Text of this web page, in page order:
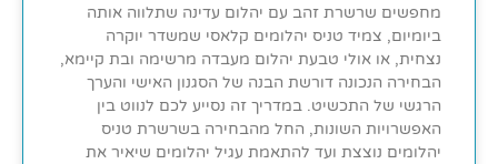
מחפשים שרשרת זהב עם יהלום עדינה שתלווה אותה
ביומיום, צמיד טניס יהלומים קלאסי שמשדר יוקרה
נצחית, או אולי טבעת יהלום מעבדה מרשימה ובת קיימא,
הבחירה הנכונה דורשת הבנה של הסגנון האישי והערך
הרגשי של התכשיט. במדריך זה נסייע לכם לנווט בין
האפשרויות השונות, החל מהבחירה בשרשרת טניס
יהלומים נוצצת ועד להתאמת עגיל יהלומים שיאיר את